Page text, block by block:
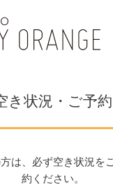
き状況・ご予約
は、必ず空き状況を
約ください。